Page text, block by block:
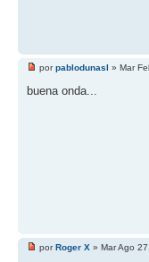
porpablodunasl » Mar
buena onda...
porRoger X » Mar Ago